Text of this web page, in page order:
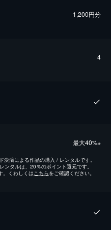
1,200円分
4
最⼤40%※
済による作品の購入 / レンタルです。
タルは、20％のポイント還元です。
。くわしくはこちらをご確認ください。